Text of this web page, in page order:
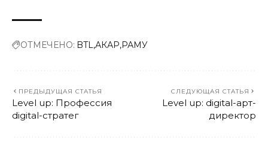
ОТМЕЧЕНО: BTLАКАР РАМУ
ПРЕДЫДУЩАЯ СТАТЬЯ
Level up: Профессия
digital-стратег
СЛЕДУЮЩАЯ СТАТЬЯ
Level up: digital-арт-
директор